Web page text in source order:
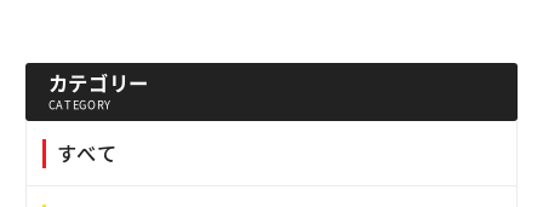
カテゴリー
CATEGORY
すべて